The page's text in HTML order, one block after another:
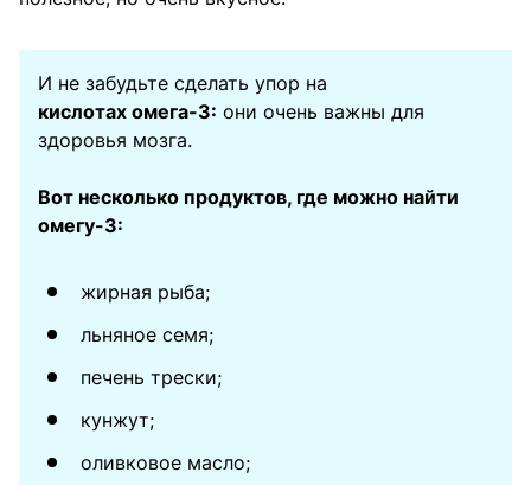
И не забудьте сделать упор на
кислотах омега-3: они очень важны для
здоровья мозга.
Вот несколько продуктов, где можно найти
омегу-3:
жирная рыба;
льняное семя;
печень трески;
кунжут;
оливковое масло;